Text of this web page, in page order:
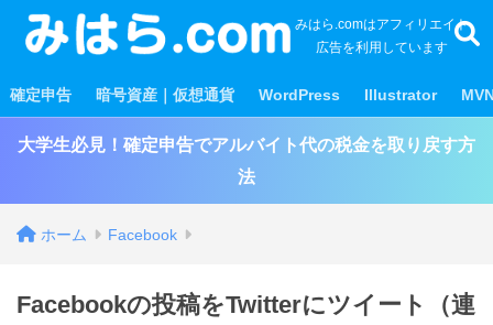
みはら.comはアフィリエイト
広告を利用しています
確定申告 暗号資産｜仮想通貨 WordPress Illustrator
大学生必見！確定申告でアルバイト代の税金を取り戻す方
法
ホーム Facebook
Facebookの投稿をTwitterにツイート（連